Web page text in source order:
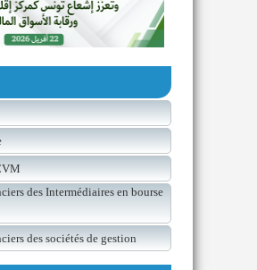
des Intermédiaires en bourse
des sociétés de gestion